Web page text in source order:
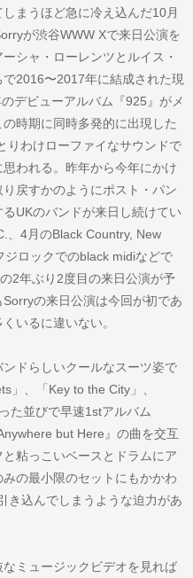
まうほど急に冷え込んだ10月
が渋谷WWW Xで来日公演を
シャ・ローレンツとルイス・
2016〜2017年に結成された現
デビューアルバム『925』がメ
時期に同時多発的に出現した
りわけローファイなサウンドで
われる。昨年から今年にかけ
戻すかのようにポスト・パン
UKのバンドが来日し続けてい
、4月のBlack Country, New
ロックでのblack midiなどで
2年ぶり2度目の来日公演が予
の来日公演は今回が初であ
いるに違いない。
ドらしいクールなスーツ姿で
」、「Key to the City」、
た並びで早速1stアルバム
but Here』の曲を交互
粘っこいベースとドラムにア
の最小限のセットにもかかわ
き込んでしまうような迫力があ
ミュージックビデオを見れば